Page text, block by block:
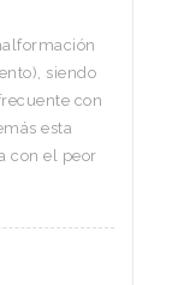
siendo
con
esta
con el peor